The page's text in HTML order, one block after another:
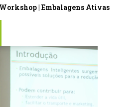
| Embalagens Ativas